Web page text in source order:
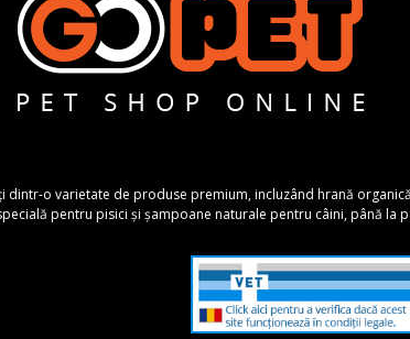
o varietate de produse premium, incluzând hrană
pentru pisici și șampoane naturale pentru câini, până